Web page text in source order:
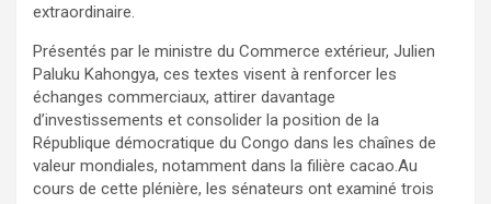
extraordinaire.
Présentés par le ministre du Commerce extérieur, Julien
Paluku Kahongya, ces textes visent à renforcer les
échanges commerciaux, attirer davantage
d’investissements et consolider la position de la
République démocratique du Congo dans les chaînes de
valeur mondiales, notamment dans la filière cacao.Au
cours de cette plénière, les sénateurs ont examiné trois